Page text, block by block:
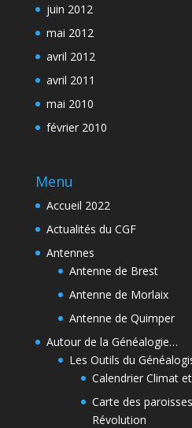
juin 2012
mai 2012
avril 2012
avril 2011
mai 2010
février 2010
Menu
Accueil 2022
Actualités du CGF
Antennes
Antenne de Brest
Antenne de Morlaix
Antenne de Quimper
Autour de la Généalogie…
Les Outils du
Calendrier Climat
Carte des
Révolution